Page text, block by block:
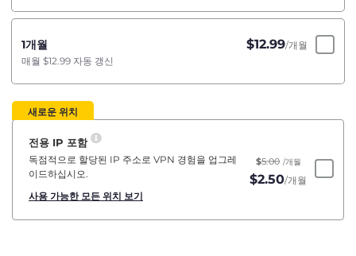
1개월 $12.99/개월
매월 $12.99 자동 갱신
새로운 위치
전용 IP 포함
독점적으로 할당된 IP 주소로 VPN 경험을 업그레
이드하십시오.
사용 가능한 모든 위치 보기
$5.00 /개월
$2.50/개월